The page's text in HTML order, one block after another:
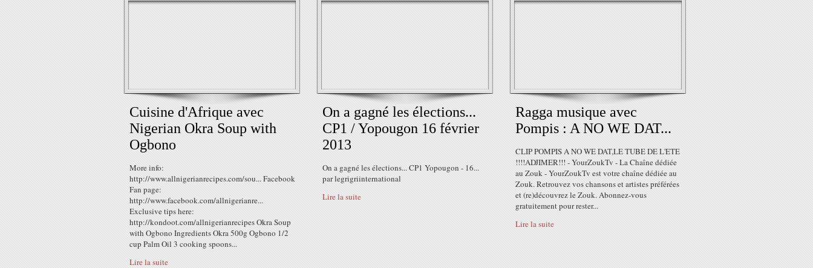
Cuisine d'Afrique avec
Nigerian Okra Soup with
Ogbono
More info:
http://www.allnigerianrecipes.com/sou... Facebook
Fan page:
http://www.facebook.com/allnigerianre...
Exclusive tips here:
http://kondoot.com/allnigerianrecipes Okra Soup
with Ogbono Ingredients Okra 500g Ogbono 1/2
cup Palm Oil 3 cooking spoons...
Lire la suite
On a gagné les élections...
CP1 / Yopougon 16 février
2013
On a gagné les élections... CP1 Yopougon - 16...
par legrigriinternational
Lire la suite
Ragga musique avec
Pompis : A NO WE DAT...
CLIP POMPIS A NO WE DAT,LE TUBE DE L'ETE
!!!!ADJIMER!!! - YourZoukTv - La Chaîne dédiée
au Zouk - YourZoukTv est votre chaîne dédiée au
Zouk. Retrouvez vos chansons et artistes préférées
et (re)découvrez le Zouk. Abonnez-vous
gratuitement pour rester...
Lire la suite